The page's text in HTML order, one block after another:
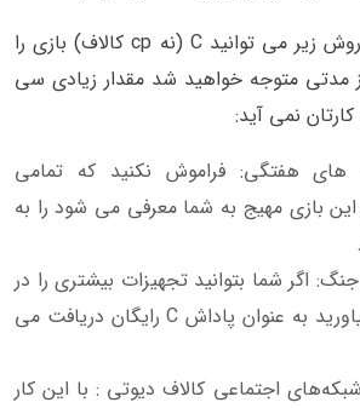
با انجام بازی با چند روش زیر می توانید C (نه cp کالاف) بازی را
مدتی متوجه خواهید شد مقدار زیادی سی
نمی آید:
های هفتگی: فراموش نکنید که تمامی
بازی مهیج به شما معرفی می شود را به
اگر شما بتوانید تجهیزات بیشتری را در
جنگهایتان به دست بیاورید به عنوان پاداش C رایگان دریافت می
اجتماعی کالاف دیوتی : با این کار